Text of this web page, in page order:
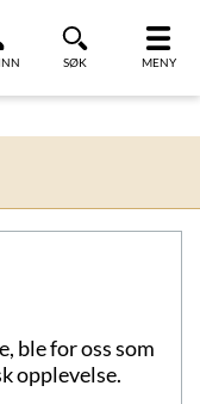
SØK MENY
ble for oss som
opplevelse.